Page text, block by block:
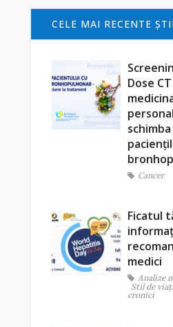
CELE MAI RECENTE
Dose
Cancer
Ficatul
medici
Analize
Stil de
cronici